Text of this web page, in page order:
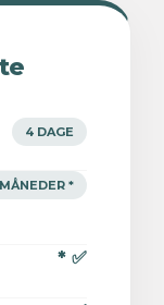
4 DAGE
*
* ✅